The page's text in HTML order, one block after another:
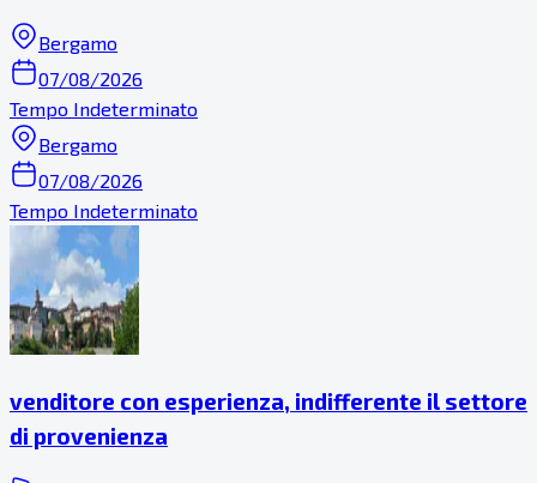
Bergamo
07/08/2026
Tempo Indeterminato
Bergamo
07/08/2026
Tempo Indeterminato
venditore con esperienza, indifferente il settore
di provenienza